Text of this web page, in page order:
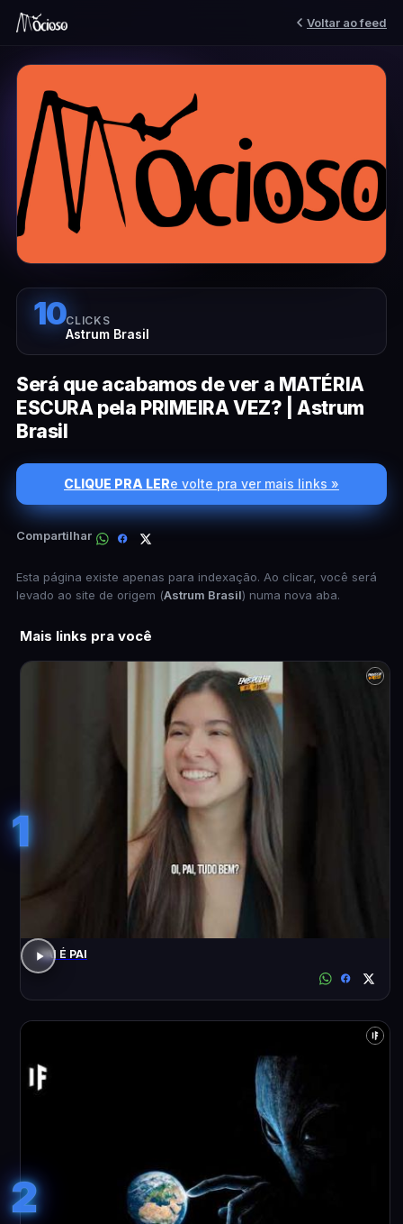
Voltar ao feed
10CLICKS
Astrum Brasil
Será que acabamos de ver a MATÉRIA
ESCURA pela PRIMEIRA VEZ? | Astrum
Brasil
CLIQUE PRA LERe volte pra ver mais links »
Compartilhar
Esta página existe apenas para indexação. Ao clicar, você será
levado ao site de origem (Astrum Brasil) numa nova aba.
Mais links pra você
1
PAI É PAI
2